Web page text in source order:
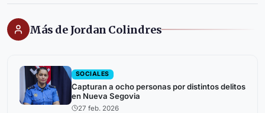
Más de Jordan Colindres
SOCIALES
Capturan a ocho personas por distintos delitos
en Nueva Segovia
27 feb. 2026